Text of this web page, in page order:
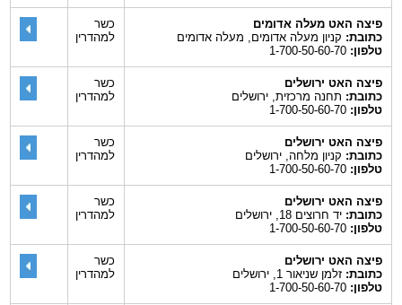
פיצה האט מעלה אדומים
כתובת:קניון מעלה אדומים, מעלה אדומים
טלפון:1-700-50-60-70
כשר
למהדרין
פיצה האט ירושלים
כתובת:תחנה מרכזית, ירושלים
טלפון:1-700-50-60-70
כשר
למהדרין
פיצה האט ירושלים
כתובת:קניון מלחה, ירושלים
טלפון:1-700-50-60-70
כשר
למהדרין
פיצה האט ירושלים
כתובת:יד חרוצים 18, ירושלים
טלפון:1-700-50-60-70
כשר
למהדרין
פיצה האט ירושלים
כתובת:זלמן שניאור 1, ירושלים
טלפון:1-700-50-60-70
כשר
למהדרין